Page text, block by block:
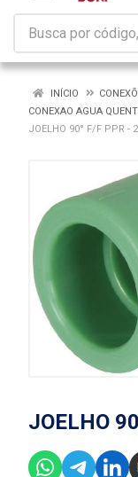
INÍCIO
CONEXAO AGUA
JOELHO 90° F/F PPR -
JOELHO